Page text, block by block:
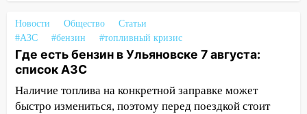
13:01
В Димитровграде мужчина
выбросил из машины страйкбольную
гранату: его задержали
12:34
На Ульяновскую область
надвигается сильнейшая непогода: град
и шквал до 27 м/с
Новости Общество
Статьи
#АЗС
#бензин #топливный кризис
Где есть бензин в Ульяновске 7 августа:
список АЗС
Наличие топлива на конкретной заправке может
быстро измениться, поэтому перед поездкой стоит